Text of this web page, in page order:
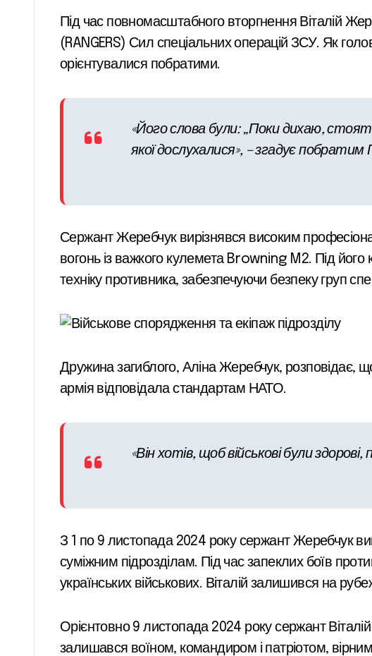
Під час повномасштабного вторгнення Віталій
(RANGERS) Сил спеціальних операцій ЗСУ. Як
орієнтувалися побратими.
«Його слова були: „Поки дихаю,
якої дослухалися», – згадує побратим
Сержант Жеребчук вирізнявся високим
вогонь із важкого кулемета Browning M2. Під його
техніку противника, забезпечуючи безпеку груп
Дружина загиблого, Аліна Жеребчук, розповідає,
армія відповідала стандартам НАТО.
«Він хотів, щоб військові були
З 1 по 9 листопада 2024 року сержант Жеребчук
суміжним підрозділам. Під час запеклих боїв
українських військових. Віталій залишився на
Орієнтовно 9 листопада 2024 року сержант
залишався воїном, командиром і патріотом, вірним